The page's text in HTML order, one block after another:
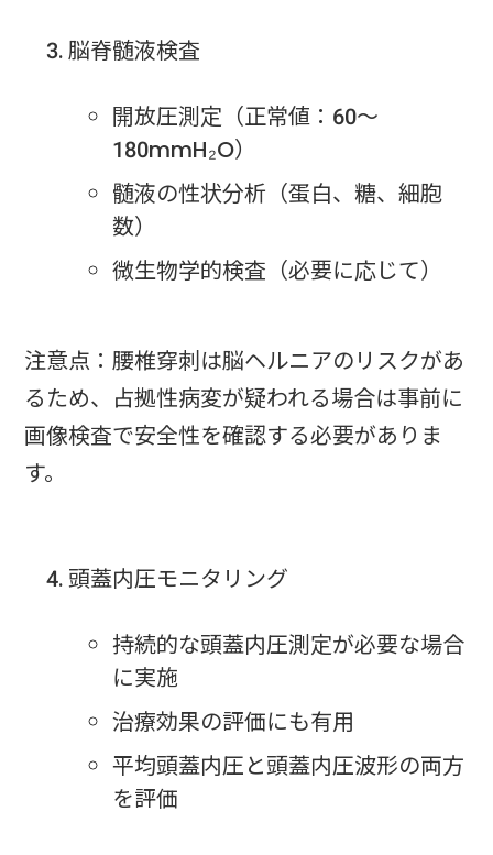
脳脊髄液検査
開放圧測定（正常値：60〜
180mmH₂O）
髄液の性状分析（蛋白、糖、細胞
数）
微生物学的検査（必要に応じて）
注意点：腰椎穿刺は脳ヘルニアのリスクがあ
るため、占拠性病変が疑われる場合は事前に
画像検査で安全性を確認する必要がありま
す。
頭蓋内圧モニタリング
持続的な頭蓋内圧測定が必要な場合
に実施
治療効果の評価にも有用
平均頭蓋内圧と頭蓋内圧波形の両方
を評価